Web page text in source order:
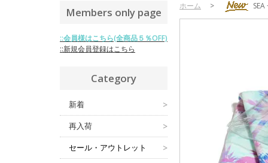
ホーム >
Members only page
::会員様はこちら(全商品５％OFF)
::新規会員登録はこちら
Category
新着 >
再入荷 >
セール・アウトレット >